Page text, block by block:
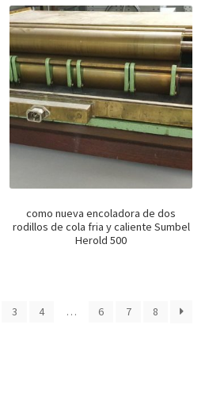
como nueva encoladora de dos
rodillos de cola fria y caliente Sumbel
Herold 500
3 4 … 6 7 8